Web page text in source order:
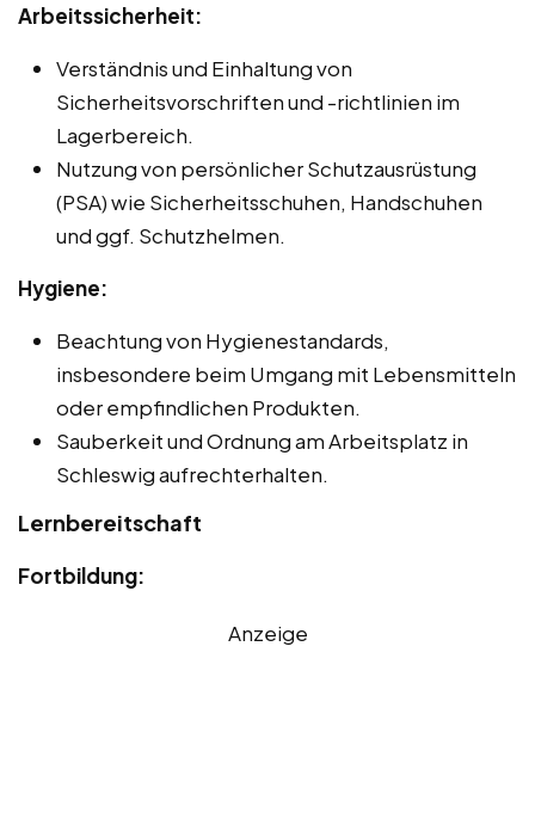
Arbeitssicherheit:
Verständnis und Einhaltung von
Sicherheitsvorschriften und -richtlinien im
Lagerbereich.
Nutzung von persönlicher Schutzausrüstung
(PSA) wie Sicherheitsschuhen, Handschuhen
und ggf. Schutzhelmen.
Hygiene:
Beachtung von Hygienestandards,
insbesondere beim Umgang mit Lebensmitteln
oder empfindlichen Produkten.
Sauberkeit und Ordnung am Arbeitsplatz in
Schleswig aufrechterhalten.
Lernbereitschaft
Fortbildung:
Anzeige